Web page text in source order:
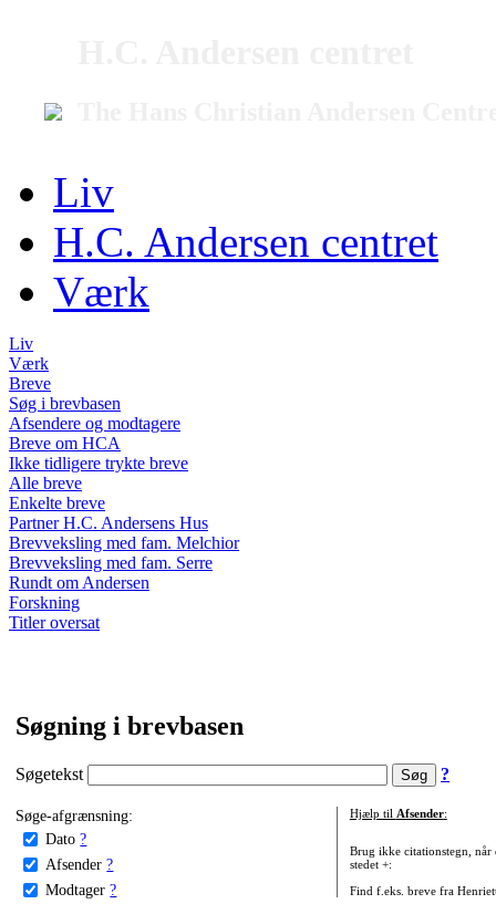
Liv
H.C. Andersen centret
Værk
Liv
Værk
Breve
Søg i brevbasen
Afsendere og modtagere
Breve om HCA
Ikke tidligere trykte breve
Alle breve
Enkelte breve
Partner H.C. Andersens Hus
Brevveksling med fam. Melchior
Brevveksling med fam. Serre
Rundt om Andersen
Forskning
Titler oversat
Søgning i brevbasen
Søgetekst ?
Søge-afgrænsning:
Dato ?
Afsender ?
Modtager ?
Hjælp til Afsender:
Brug ikke citationstegn, når
stedet +:
Find f.eks. breve fra